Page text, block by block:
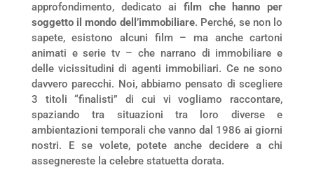
approfondimento, dedicato ai film che hanno per
soggetto il mondo dell’immobiliare. Perché, se non lo
sapete, esistono alcuni film – ma anche cartoni
animati e serie tv – che narrano di immobiliare e
delle vicissitudini di agenti immobiliari. Ce ne sono
davvero parecchi. Noi, abbiamo pensato di scegliere
3 titoli “finalisti” di cui vi vogliamo raccontare,
spaziando tra situazioni tra loro diverse e
ambientazioni temporali che vanno dal 1986 ai giorni
nostri. E se volete, potete anche decidere a chi
assegnereste la celebre statuetta dorata.